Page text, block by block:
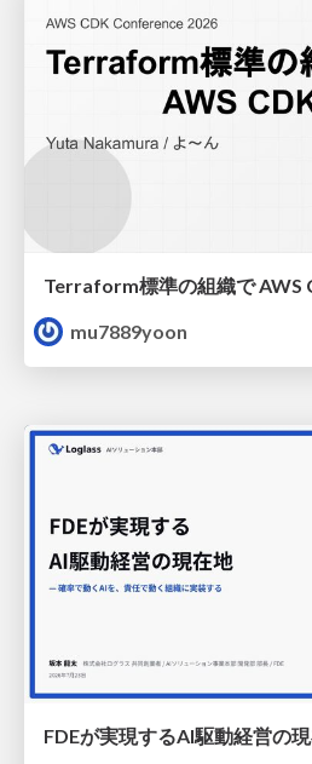
Terraform標準の組織で AWS
mu7889yoon
FDEが実現するAI駆動経営の